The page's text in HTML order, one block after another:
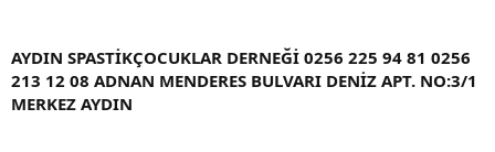
AYDIN SPASTİKÇOCUKLAR DERNEĞİ 0256 225 94 81 0256
213 12 08 ADNAN MENDERES BULVARI DENİZ APT. NO:3/1
MERKEZ AYDIN